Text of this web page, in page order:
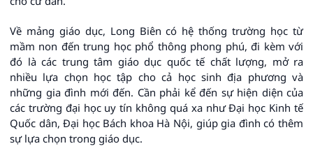
Về mảng giáo dục, Long Biên có hệ thống trường học từ
mầm non đến trung học phổ thông phong phú, đi kèm với
đó là các trung tâm giáo dục quốc tế chất lượng, mở ra
nhiều lựa chọn học tập cho cả học sinh địa phương và
những gia đình mới đến. Cần phải kể đến sự hiện diện của
các trường đại học uy tín không quá xa như Đại học Kinh tế
Quốc dân, Đại học Bách khoa Hà Nội, giúp gia đình có thêm
sự lựa chọn trong giáo dục.